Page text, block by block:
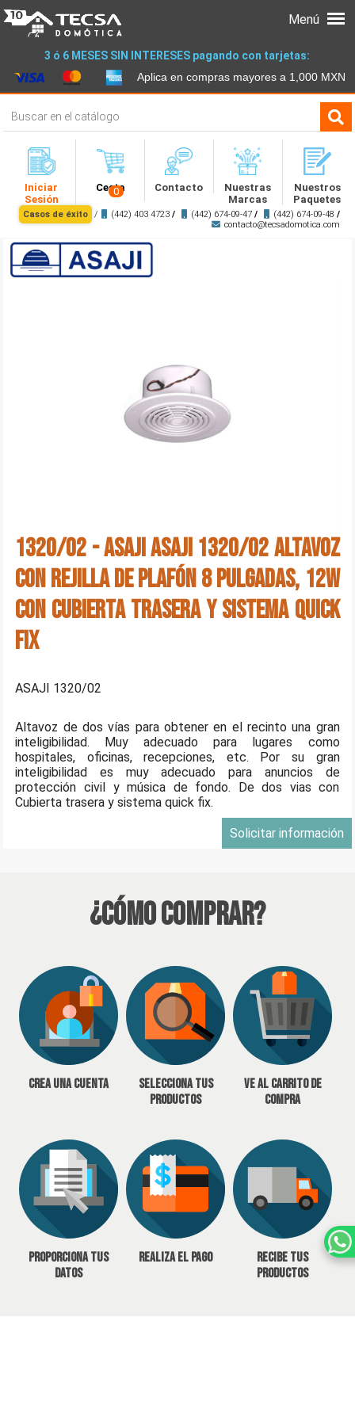
3 ó 6 MESES SIN INTERESES pagando con tarjetas:
Aplica en compras mayores a 1,000 MXN
Iniciar
Sesión
Cesta
0 Contacto
Nuestras
Marcas
Nuestros
Paquetes
Casos de éxito / (442) 403 4723 / (442) 674-09-47 / (442) 674-09-48 /
contacto@tecsadomotica.com
Menú
1320/02 - ASAJI ASAJI 1320/02 Altavoz
con rejilla de plafón 8 pulgadas, 12W
con cubierta trasera y sistema quick
fix
ASAJI 1320/02
Altavoz de dos vías para obtener en el recinto una gran
inteligibilidad. Muy adecuado para lugares como
hospitales, oficinas, recepciones, etc. Por su gran
inteligibilidad es muy adecuado para anuncios de
protección civil y música de fondo. De dos vias con
Cubierta trasera y sistema quick fix.
Solicitar información
¿Cómo Comprar?
Crea una cuenta
Selecciona tus
productos
Ve al carrito de
compra
Proporciona tus
datos
Realiza el pago
Recibe tus
productos